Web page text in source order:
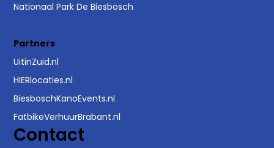
Nationaal Park De Biesbosch
Partners
UitinZuid.nl
HIERlocaties.nl
BiesboschKanoEvents.nl
FatbikeVerhuurBrabant.nl
Contact